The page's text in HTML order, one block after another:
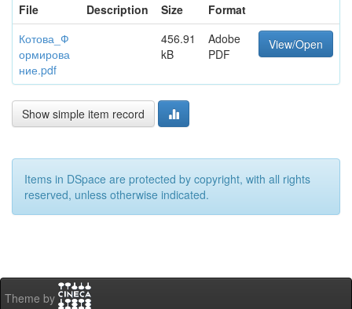
File
Description Size
Format
Котова_Ф
ормирова
ние.pdf
456.91
kB
Adobe
PDF
View/Open
Show simple item record
Items in DSpace are protected by copyright, with all rights
reserved, unless otherwise indicated.
Theme by